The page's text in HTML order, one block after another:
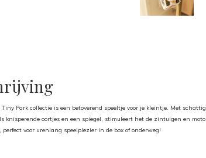
Park collectie is een betoverend speeltje voor je kleintje. Met
knisperende oortjes en een spiegel, stimuleert het de zintuigen en
perfect voor urenlang speelplezier in de box of onderweg!​